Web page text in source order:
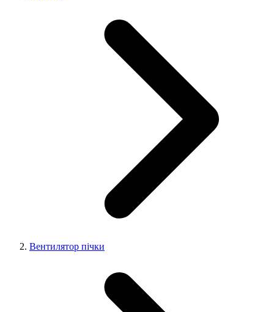
Вентилятор пічки